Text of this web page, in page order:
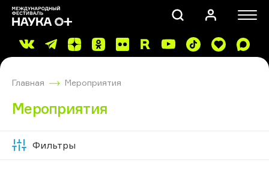
Главная Мероприятия
Мероприятия
Фильтры